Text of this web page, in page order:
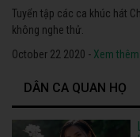
Tuyển tập các ca khúc hát
không nghe thử.
October 22 2020 - Xem thêm
DÂN CA QUAN HỌ